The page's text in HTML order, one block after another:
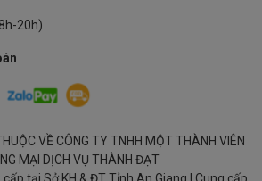
20h)
VỀ CÔNG TY TNHH MỘT THÀNH VIÊN
MẠI DỊCH VỤ THÀNH ĐẠT
tại Sở KH & ĐT Tỉnh An Giang | Cung cấp